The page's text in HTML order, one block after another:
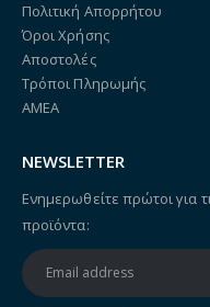
Πολιτική Απορρήτου
Όροι Χρήσης
Αποστολές
Τρόποι Πληρωμής
ΑΜΕΑ
NEWSLETTER
Ενημερωθείτε πρώτοι για
προϊόντα: